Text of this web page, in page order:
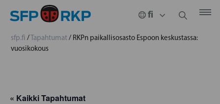
sfp.fi /Tapahtumat/ RKPn paikallisosasto Espoon keskustassa:
vuosikokous
« Kaikki Tapahtumat